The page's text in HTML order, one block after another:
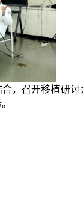
，召开移植研讨